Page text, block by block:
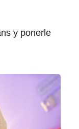
y ponerle